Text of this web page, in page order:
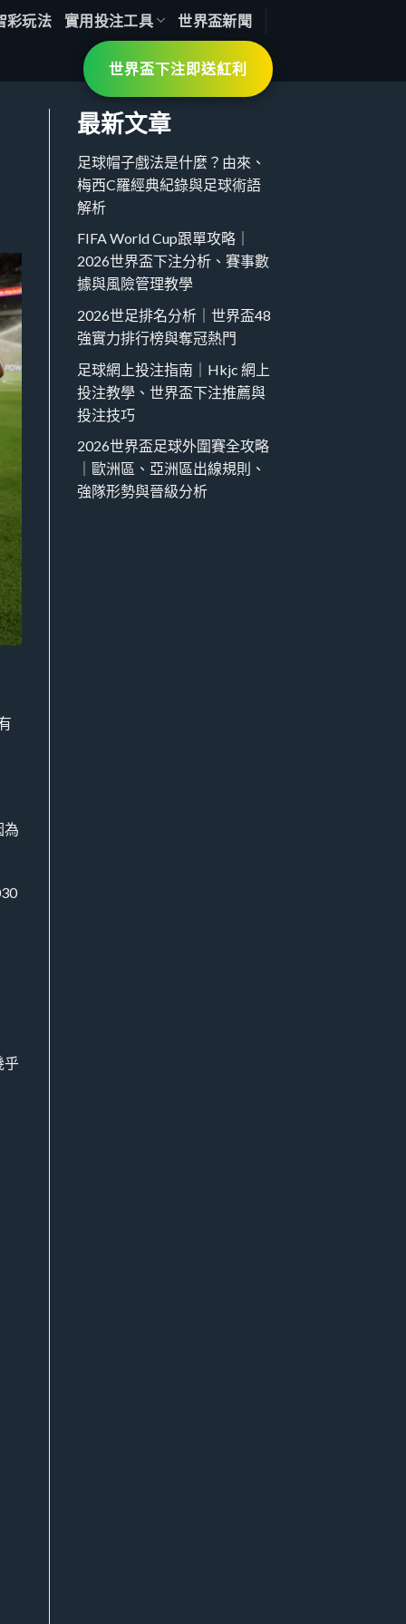
彩玩法 實用投注工具 世界盃新聞
世界盃下注即送紅利
為
乎
最新文章
足球帽子戲法是什麼？由來、
梅西C羅經典紀錄與足球術語
解析
FIFA World Cup跟單攻略｜
2026世界盃下注分析、賽事數
據與風險管理教學
2026世足排名分析｜世界盃48
強實力排行榜與奪冠熱門
足球網上投注指南｜Hkjc 網上
投注教學、世界盃下注推薦與
投注技巧
2026世界盃足球外圍賽全攻略
｜歐洲區、亞洲區出線規則、
強隊形勢與晉級分析